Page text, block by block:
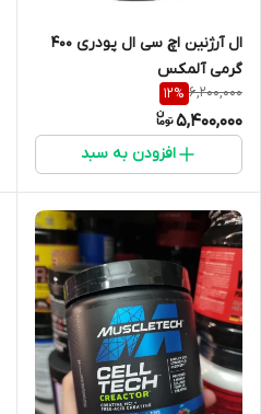
ال آرژنین اچ سی ال پودری ۴۰۰
گرمی آلمکس
6,200,000
12%
5,400,000
افزودن به سبد